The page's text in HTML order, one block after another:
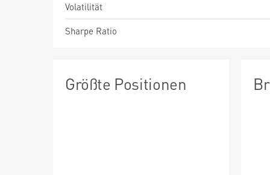
Volatilität
Sharpe Ratio
Größte Positionen